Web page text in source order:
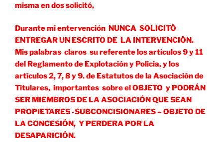
misma en dos solicitó,
Durante mi entervención NUNCA SOLICITÓ
ENTREGAR UN ESCRITO DE LA INTERVENCIÓN.
Mis palabras claros su referente los artículos 9 y 11
del Reglamento de Explotación y Policia, y los
artículos 2, 7, 8 y 9. de Estatutos de la Asociación de
Titulares, importantes sobre el OBJETO y PODRÁN
SER MIEMBROS DE LA ASOCIACIÓN QUE SEAN
PROPIETARES -SUBCONCISIONARES – OBJETO DE
LA CONCESIÓN, Y PERDERA POR LA
DESAPARICIÓN.